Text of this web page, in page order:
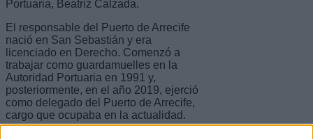
Portuaria, Beatriz Calzada.
El responsable del Puerto de Arrecife
nació en San Sebastián y era
licenciado en Derecho. Comenzó a
trabajar como guardamuelles en la
Autoridad Portuaria en 1991 y,
posteriormente, en el año 2019, ejerció
como delegado del Puerto de Arrecife,
cargo que ocupaba en la actualidad.